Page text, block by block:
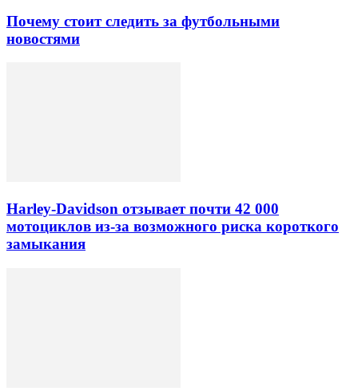
Почему стоит следить за футбольными
новостями
Harley-Davidson отзывает почти 42 000
мотоциклов из-за возможного риска короткого
замыкания